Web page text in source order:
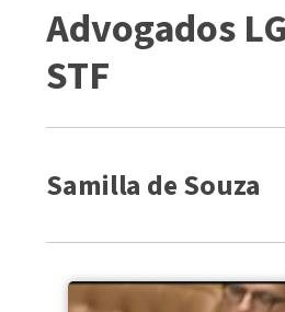
Advogados
STF
Samilla de Souza